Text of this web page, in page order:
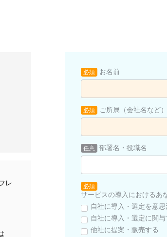
レ
必須 お名前
必須 ご所属（会社名など）
任意 部署名・役職名
必須
サービスの導入におけるあ
自社に導入・選定を意思
自社に導入・選定に関与
他社に提案・販売する